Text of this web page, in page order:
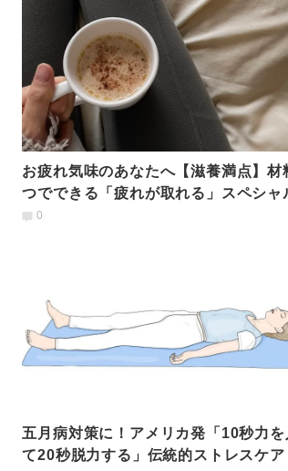
お疲れ気味のあなたへ【滋養満点】材
つでできる「疲れが取れる」スペシャ
リンクの作り方
0
五月病対策に！アメリカ発「10秒力を
て20秒脱力する」伝統的ストレスケア